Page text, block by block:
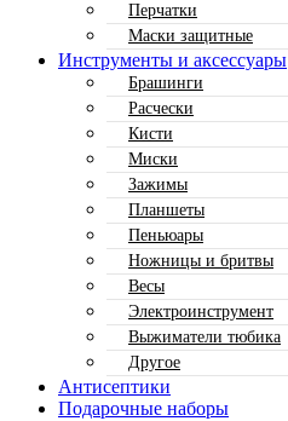
Перчатки
Маски защитные
Инструменты и аксессуары
Брашинги
Расчески
Кисти
Миски
Зажимы
Планшеты
Пеньюары
Ножницы и бритвы
Весы
Электроинструмент
Выжиматели тюбика
Другое
Антисептики
Подарочные наборы